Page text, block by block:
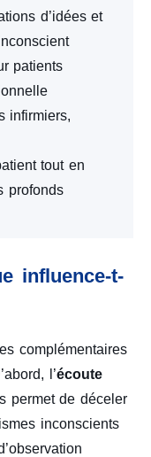
d’idées et
patients
infirmiers,
tout en
profonds
influence-t-
complémentaires
l’écoute
permet de déceler
inconscients